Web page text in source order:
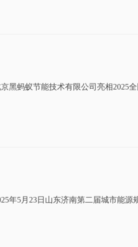
黑蚂蚁节能技术有限公司亮相2025
年5月23日山东济南第二届城市能